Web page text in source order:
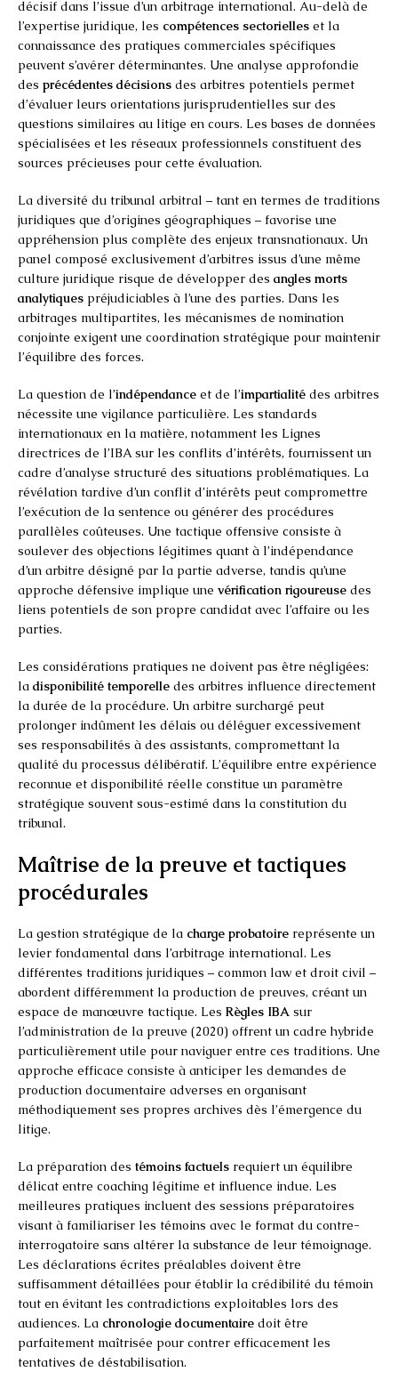
décisif dans l’issue d’un arbitrage international. Au-delà de
l’expertise juridique, les compétences sectorielles et la
connaissance des pratiques commerciales spécifiques
peuvent s’avérer déterminantes. Une analyse approfondie
des précédentes décisions des arbitres potentiels permet
d’évaluer leurs orientations jurisprudentielles sur des
questions similaires au litige en cours. Les bases de données
spécialisées et les réseaux professionnels constituent des
sources précieuses pour cette évaluation.
La diversité du tribunal arbitral – tant en termes de traditions
juridiques que d’origines géographiques – favorise une
appréhension plus complète des enjeux transnationaux. Un
panel composé exclusivement d’arbitres issus d’une même
culture juridique risque de développer des angles morts
analytiques préjudiciables à l’une des parties. Dans les
arbitrages multipartites, les mécanismes de nomination
conjointe exigent une coordination stratégique pour maintenir
l’équilibre des forces.
La question de l’indépendance et de l’impartialité des arbitres
nécessite une vigilance particulière. Les standards
internationaux en la matière, notamment les Lignes
directrices de l’IBA sur les conflits d’intérêts, fournissent un
cadre d’analyse structuré des situations problématiques. La
révélation tardive d’un conflit d’intérêts peut compromettre
l’exécution de la sentence ou générer des procédures
parallèles coûteuses. Une tactique offensive consiste à
soulever des objections légitimes quant à l’indépendance
d’un arbitre désigné par la partie adverse, tandis qu’une
approche défensive implique une vérification rigoureuse des
liens potentiels de son propre candidat avec l’affaire ou les
parties.
Les considérations pratiques ne doivent pas être négligées:
la disponibilité temporelle des arbitres influence directement
la durée de la procédure. Un arbitre surchargé peut
prolonger indûment les délais ou déléguer excessivement
ses responsabilités à des assistants, compromettant la
qualité du processus délibératif. L’équilibre entre expérience
reconnue et disponibilité réelle constitue un paramètre
stratégique souvent sous-estimé dans la constitution du
tribunal.
Maîtrise de la preuve et tactiques
procédurales
La gestion stratégique de la charge probatoire représente un
levier fondamental dans l’arbitrage international. Les
différentes traditions juridiques – common law et droit civil –
abordent différemment la production de preuves, créant un
espace de manœuvre tactique. Les Règles IBA sur
l’administration de la preuve (2020) offrent un cadre hybride
particulièrement utile pour naviguer entre ces traditions. Une
approche efficace consiste à anticiper les demandes de
production documentaire adverses en organisant
méthodiquement ses propres archives dès l’émergence du
litige.
La préparation des témoins factuels requiert un équilibre
délicat entre coaching légitime et influence indue. Les
meilleures pratiques incluent des sessions préparatoires
visant à familiariser les témoins avec le format du contre-
interrogatoire sans altérer la substance de leur témoignage.
Les déclarations écrites préalables doivent être
suffisamment détaillées pour établir la crédibilité du témoin
tout en évitant les contradictions exploitables lors des
audiences. La chronologie documentaire doit être
parfaitement maîtrisée pour contrer efficacement les
tentatives de déstabilisation.